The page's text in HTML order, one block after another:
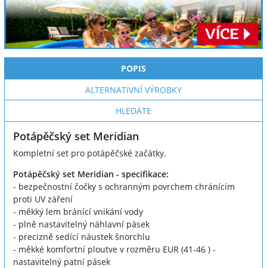
POPIS
ALTERNATIVNÍ VÝROBKY
HLEDÁTE
Potápěčský set Meridian
Kompletní set pro potápěčské začátky.
Potápěčský set Meridian - specifikace:
- bezpečnostní čočky s ochranným povrchem chránícím
proti UV záření
- měkký lem bránící vnikání vody
- plně nastavitelný náhlavní pásek
- precizně sedící náustek šnorchlu
- měkké komfortní ploutve v rozměru EUR (41-46 ) -
nastavitelný patní pásek